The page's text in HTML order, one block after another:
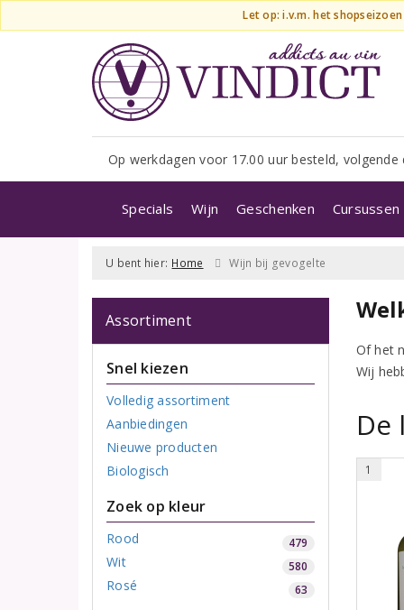
Let op: i.v.m. het
Op werkdagen voor 17.00 uur besteld, volgende
Specials Wijn Geschenken
U bent hier: Home Wijn bij gevogelte
Assortiment
Snel kiezen
Volledig assortiment
Aanbiedingen
Nieuwe producten
Biologisch
Zoek op kleur
Rood 479
Wit 580
Rosé 63
Of het
Wij
De
1